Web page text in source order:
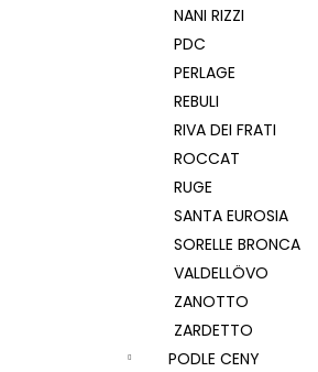
NANI RIZZI
PDC
PERLAGE
REBULI
RIVA DEI FRATI
ROCCAT
RUGE
SANTA EUROSIA
SORELLE BRONCA
VALDELLÖVO
ZANOTTO
ZARDETTO
PODLE CENY